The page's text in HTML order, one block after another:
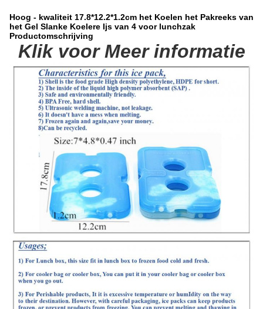
Hoog - kwaliteit 17.8*12.2*1.2cm het Koelen het Pakreeks van
het Gel Slanke Koelere Ijs van 4 voor lunchzak
Productomschrijving
Klik voor Meer informatie